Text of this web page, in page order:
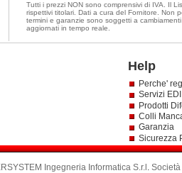
Tutti i prezzi NON sono comprensivi di IVA. Il
rispettivi titolari. Dati a cura del Fornitore. Non
termini e garanzie sono soggetti a
aggiornati in tempo reale.
Help
Perche'
Servizi
Prodotti
Colli
Garanzia
Sicurezza
Ingegneria Informatica S.r.l .